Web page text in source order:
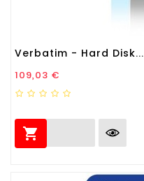
Verbatim - Hard Disk...
Prezzo
109,03 €
